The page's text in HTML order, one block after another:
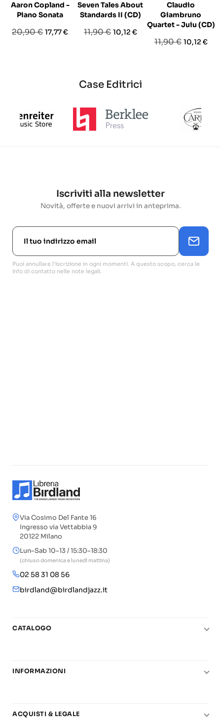
Aaron Copland -
Piano Sonata
Prezzo
20,90 €Prezzo
17,77 €
Seven Tales About
Standards II (CD)
Prezzo
11,90 € Prezzo
10,12 €
Claudio
Giambruno
Quartet - Juiu (CD)
Prezzo
11,90 € Prezzo
10,12 €
Case Editrici
Iscriviti alla newsletter
Novità, offerte e nuovi arrivi in anteprima.
Puoi annullare l'iscrizione in ogni momenti. A questo scopo, cerca le
info di contatto nelle note legali.
Via Cosimo Del Fante 16
Ingresso via Vettabbia 9
20122 Milano
Lun–Sab 10–13 / 15:30–18:30
(chiuso domenica e lunedì mattina)
02 58 31 08 56
birdland@birdlandjazz.it
CATALOGO
Chitarra
Basi play-along
INFORMAZIONI
Carta del Docente
ACQUISTI & LEGALE